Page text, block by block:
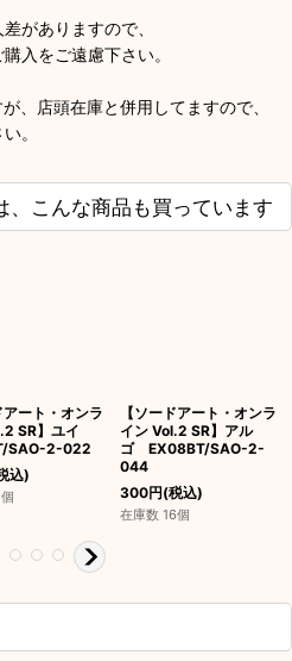
がありますので、
入をご遠慮下さい。
、店頭在庫と併用してますので、
。
、こんな商品も買っています
アート・オンラ
SR】ユイ
SAO-2-022
込)
【ソードアート・オンラ
イン Vol.2 SR】アル
ゴ EX08BT/SAO-2-
044
300円(税込)
在庫数 16個